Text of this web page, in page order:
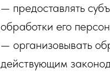
— предоставлять
обработки его
— организовывать
действующим